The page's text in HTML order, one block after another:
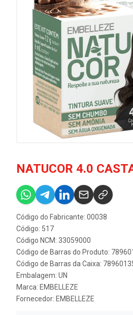
NATUCOR 4.0
Código do Fabricante: 00038
Código: 517
Código NCM: 33059000
Código de Barras do Produto:
Código de Barras da Caixa:
Embalagem: UN
Marca: EMBELLEZE
Fornecedor: EMBELLEZE